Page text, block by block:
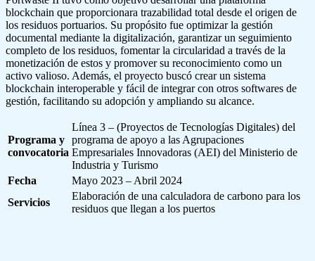
blockchain que proporcionara trazabilidad total desde el origen de
los residuos portuarios. Su propósito fue optimizar la gestión
documental mediante la digitalización, garantizar un seguimiento
completo de los residuos, fomentar la circularidad a través de la
monetización de estos y promover su reconocimiento como un
activo valioso. Además, el proyecto buscó crear un sistema
blockchain interoperable y fácil de integrar con otros softwares de
gestión, facilitando su adopción y ampliando su alcance.
Programa y
convocatoria
Línea 3 – (Proyectos de Tecnologías Digitales) del
programa de apoyo a las Agrupaciones
Empresariales Innovadoras (AEI) del Ministerio de
Industria y Turismo
Fecha
Mayo 2023 – Abril 2024
Servicios
Elaboración de una calculadora de carbono para los
residuos que llegan a los puertos